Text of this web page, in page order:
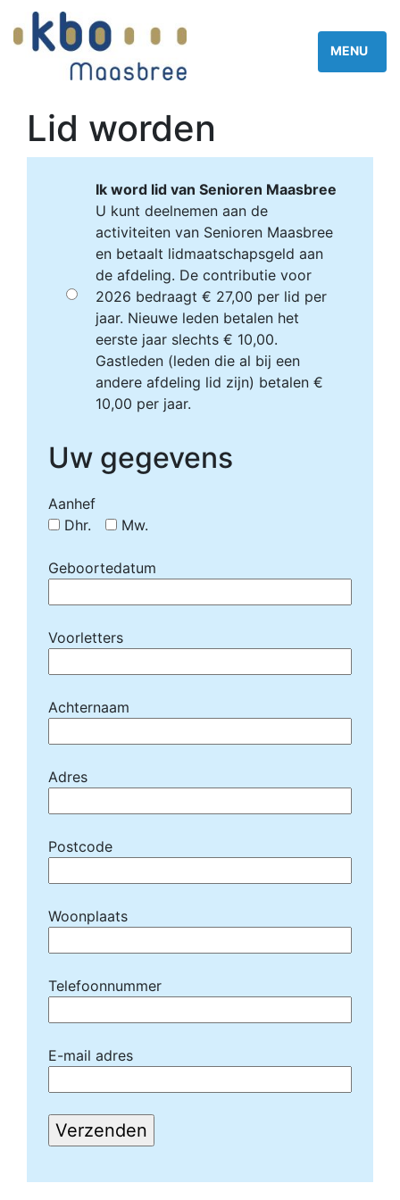
Lid worden
Ik word lid van Senioren Maasbree
U kunt deelnemen aan de
activiteiten van Senioren Maasbree
en betaalt lidmaatschapsgeld aan
de afdeling. De contributie voor
2026 bedraagt € 27,00 per lid per
jaar. Nieuwe leden betalen het
eerste jaar slechts € 10,00.
Gastleden (leden die al bij een
andere afdeling lid zijn) betalen €
10,00 per jaar.
Uw gegevens
Aanhef
Dhr.
Mw.
Geboortedatum
Voorletters
Achternaam
Adres
Postcode
Woonplaats
Telefoonnummer
E-mail adres